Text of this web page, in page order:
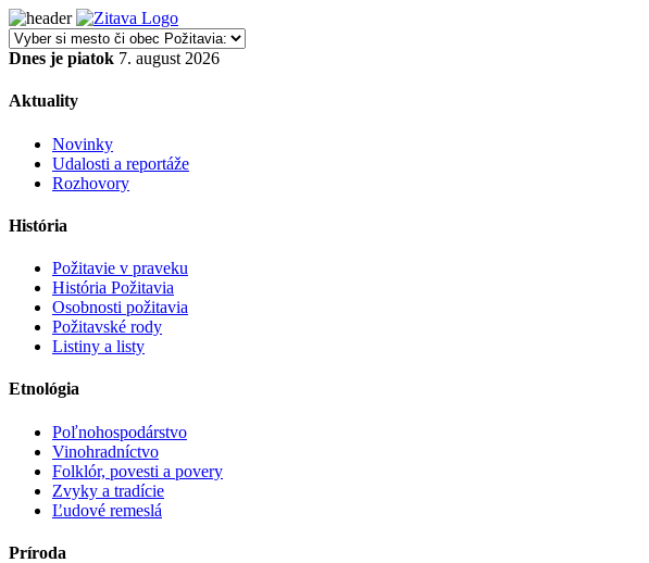
Dnes je piatok 7. august 2026
Aktuality
Novinky
Udalosti a reportáže
Rozhovory
História
Požitavie v praveku
História Požitavia
Osobnosti požitavia
Požitavské rody
Listiny a listy
Etnológia
Poľnohospodárstvo
Vinohradníctvo
Folklór, povesti a povery
Zvyky a tradície
Ľudové remeslá
Príroda